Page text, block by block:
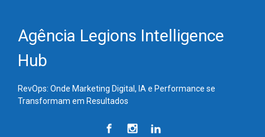
Agência Legions Intelligence
Hub
RevOps: Onde Marketing Digital, IA e Performance se
Transformam em Resultados